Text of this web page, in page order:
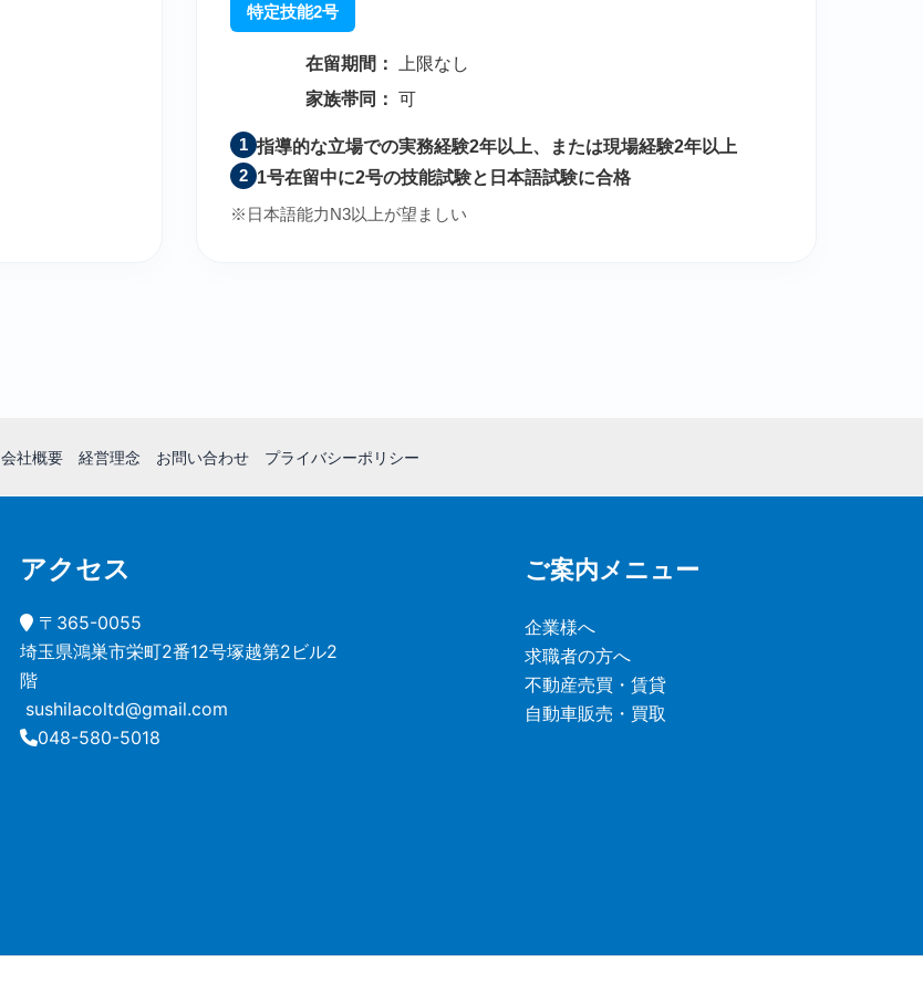
特定技能2号
在留期間：
上限なし
家族帯同： 可
1 指導的な立場での実務経験2年以上、または現場経験2年以上
2 1号在留中に2号の技能試験と日本語試験に合格
※日本語能力N3以上が望ましい
会社概要 経営理念 お問い合わせ プライバシーポリシー
アクセス
〒365-0055
埼玉県鴻巣市栄町2番12号塚越第2ビル2
階
sushilacoltd@gmail.com
048-580-5018
ご案内メニュー
企業様へ
求職者の方へ
不動産売買・賃貸
自動車販売・買取